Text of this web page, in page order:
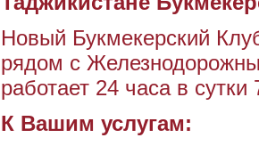
Новый Букмекерский
рядом с
работает 24 часа в
К Вашим услугам: